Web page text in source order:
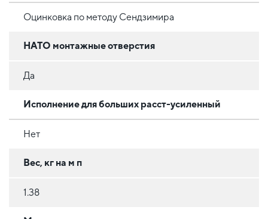
Оцинковка по методу Сендзимира
НАТО монтажные отверстия
Да
Исполнение для больших расст-усиленный
Нет
Вес, кг на м п
1.38